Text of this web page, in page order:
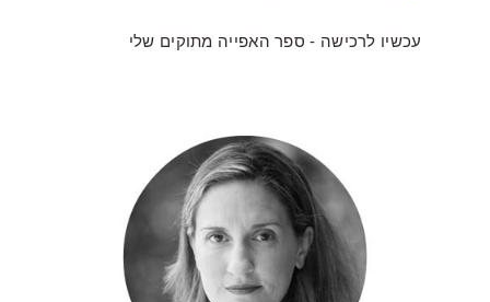
עכשיו לרכישה - ספר האפייה מתוקים שלי